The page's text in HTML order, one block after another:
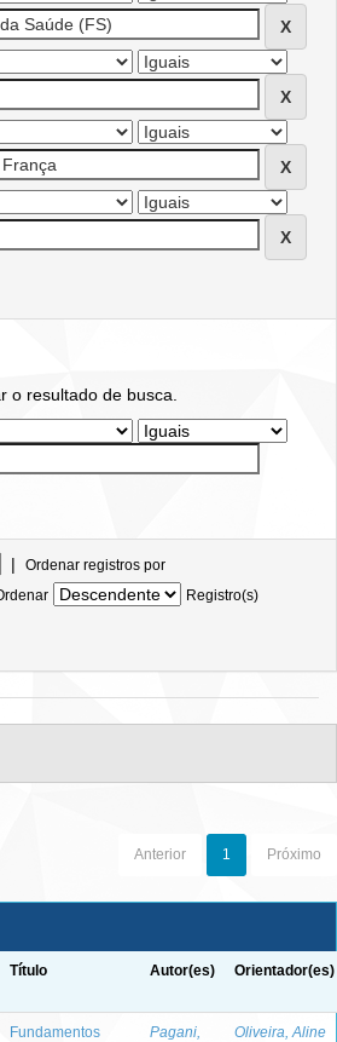
o resultado de busca.
| Ordenar registros por
Registro(s)
Anterior 1 Próximo
Título Autor(es) Orientador(es)
Fundamentos
Pagani,
Oliveira, Aline